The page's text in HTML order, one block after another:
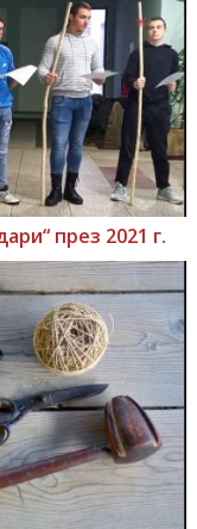
през 2021 г.